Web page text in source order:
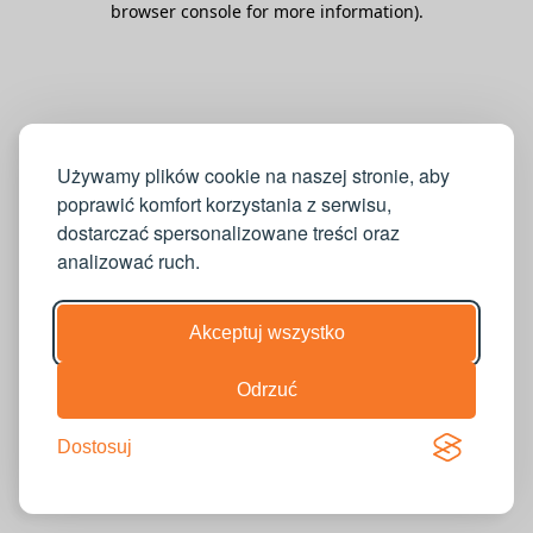
Używamy plików cookie na naszej stronie, aby
poprawić komfort korzystania z serwisu,
dostarczać spersonalizowane treści oraz
analizować ruch.
Akceptuj wszystko
Odrzuć
Dostosuj
browser console for more information).